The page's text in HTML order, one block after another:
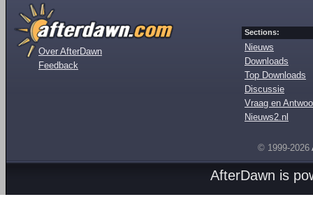
Over AfterDawn
Feedback
Sections:
Nieuws
Downloads
Top Downloads
Discussie
Vraag en
Nieuws2.nl
© 1999-2026
AfterDawn is